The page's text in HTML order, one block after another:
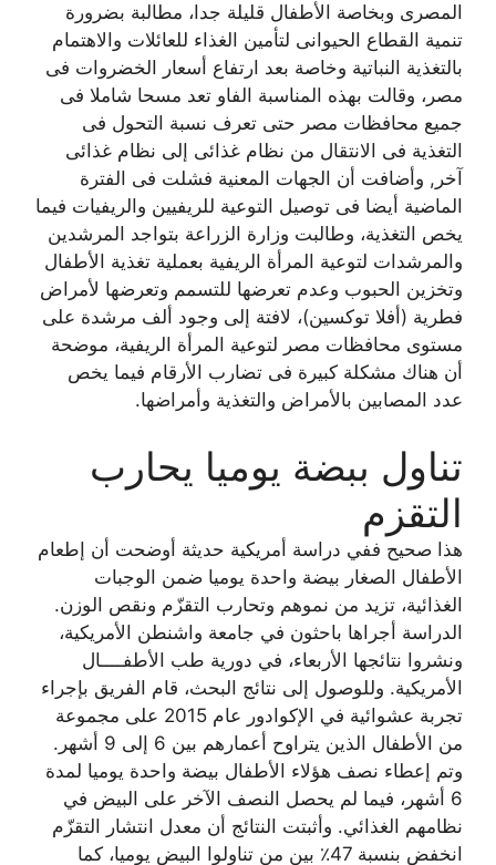
المصرى وبخاصة الأطفال قليلة جدا، مطالبة بضرورة
تنمية القطاع الحيوانى لتأمين الغذاء للعائلات والاهتمام
بالتغذية النباتية وخاصة بعد ارتفاع أسعار الخضروات فى
مصر، وقالت بهذه المناسبة الفاو تعد مسحا شاملا فى
جميع محافظات مصر حتى تعرف نسبة التحول فى
التغذية فى الانتقال من نظام غذائى إلى نظام غذائى
آخر, وأضافت أن الجهات المعنية فشلت فى الفترة
الماضية أيضا فى توصيل التوعية للريفيين والريفيات فيما
يخص التغذية، وطالبت وزارة الزراعة بتواجد المرشدين
والمرشدات لتوعية المرأة الريفية بعملية تغذية الأطفال
وتخزين الحبوب وعدم تعرضها للتسمم وتعرضها لأمراض
فطرية (أفلا توكسين)، لافتة إلى وجود ألف مرشدة على
مستوى محافظات مصر لتوعية المرأة الريفية، موضحة
أن هناك مشكلة كبيرة فى تضارب الأرقام فيما يخص
عدد المصابين بالأمراض والتغذية وأمراضها.
تناول ببضة يوميا يحارب
التقزم
هذا صحيح ففي دراسة أمريكية حديثة أوضحت أن إطعام
الأطفال الصغار بيضة واحدة يوميا ضمن الوجبات
الغذائية، تزيد من نموهم وتحارب التقزّم ونقص الوزن.
الدراسة أجراها باحثون في جامعة واشنطن الأمريكية،
ونشروا نتائجها الأربعاء، في دورية طب الأطفــــال
الأمريكية. وللوصول إلى نتائج البحث، قام الفريق بإجراء
تجربة عشوائية في الإكوادور عام 2015 على مجموعة
من الأطفال الذين يتراوح أعمارهم بين 6 إلى 9 أشهر.
وتم إعطاء نصف هؤلاء الأطفال بيضة واحدة يوميا لمدة
6 أشهر، فيما لم يحصل النصف الآخر على البيض في
نظامهم الغذائي. وأثبتت النتائج أن معدل انتشار التقزّم
انخفض بنسبة 47٪ بين من تناولوا البيض يوميا، كما